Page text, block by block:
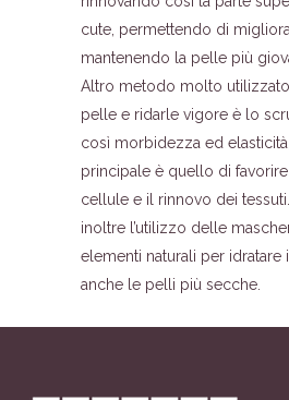
cute, permettendo di
mantenendo la pelle più
Altro metodo molto
pelle e ridarle vigore è lo
così morbidezza ed
principale è quello di
cellule e il rinnovo dei
inoltre l’utilizzo delle
elementi naturali per idratare
anche le pelli più secche.